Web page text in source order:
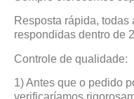
Resposta rápida, todas
respondidas dentro de
Controle de qualidade:
1) Antes que o pedido
verificaríamos